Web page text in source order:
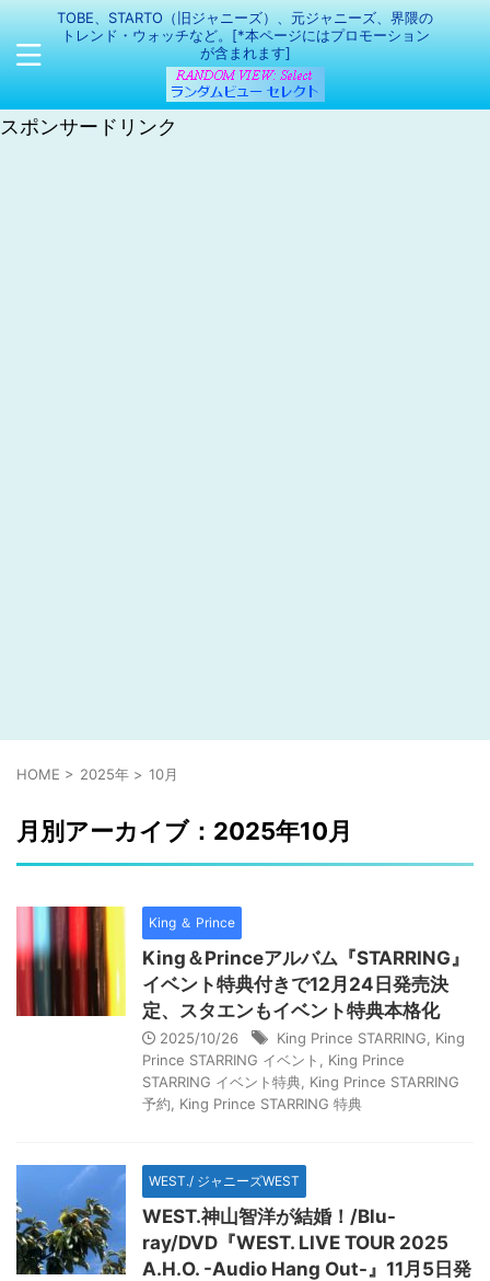
TOBE、STARTO（旧ジャニーズ）、元ジャニーズ、界隈の
トレンド・ウォッチなど。[*本ページにはプロモーション
が含まれます]
スポンサードリンク
HOME > 2025年 > 10月
月別アーカイブ：2025年10月
King ＆ Prince
King＆Princeアルバム『STARRING』
イベント特典付きで12月24日発売決
定、スタエンもイベント特典本格化
2025/10/26 King Prince STARRING
King
Prince STARRING イベント
King Prince
STARRING イベント特典 King Prince STARRING
予約
King Prince STARRING 特典
WEST./ ジャニーズWEST
WEST.神山智洋が結婚！/Blu-
ray/DVD『WEST. LIVE TOUR 2025
A.H.O. -Audio Hang Out-』11月5日発